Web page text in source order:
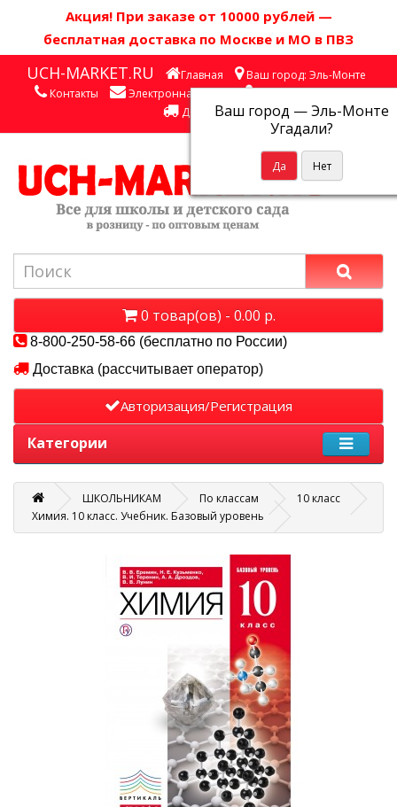
Акция! При заказе от 10000 рублей —
бесплатная доставка по Москве и МО в ПВЗ
UCH-MARKET.RU Главная Ваш город: Эль-Монте
Ваш город —Эль-Монте
Угадали?
Контакты Электронная почта
Личный кабинет
Доставка
0 товар(ов) - 0.00 р.
8-800-250-58-66 (бесплатно по России)
Доставка (рассчитывает оператор)
Авторизация/Регистрация
Категории
ШКОЛЬНИКАМ По классам
10 класс
Химия. 10 класс. Учебник. Базовый уровень